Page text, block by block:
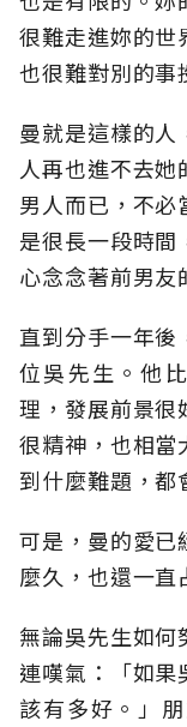
很難走進妳的世
也很難對別的事
曼就是這樣的人
人再也進不去
男人而已，不必
是很長一段時
心念念著前男友
直到分手一年
位吳先生。他
理，發展前景很
很精神，也相當
到什麼難題，都
可是，曼的愛已
麼久，也還一直
無論吳先生如
連嘆氣：「如果
該有多好。」